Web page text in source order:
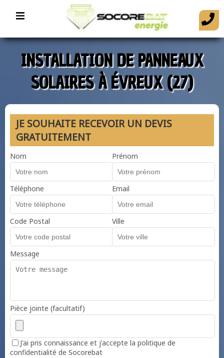
INSTALLATION DE PANNEAUX
SOLAIRES À ÉVREUX (27)
JE SOUHAITE RECEVOIR UN DEVIS
GRATUITEMENT
Nom Prénom
Téléphone Email
Code Postal Ville
Message
Pièce jointe (facultatif)
J'ai pris connaissance et j'accepte la politique de
confidentialité de Socorebat